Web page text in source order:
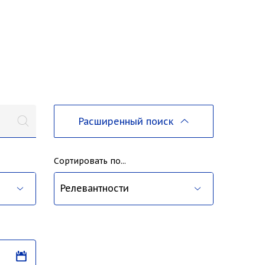
Расширенный поиск
Сортировать по...
Релевантности
Дате публикации